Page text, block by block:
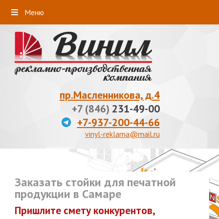
пр.Масленникова, д.4
+7 (846) 231-49-00
+7-937-200-44-66
vinyl-reklama@mail.ru
Заказать стойки для печатной
продукции в Самаре
Пришлите смету конкурентов,
Меню